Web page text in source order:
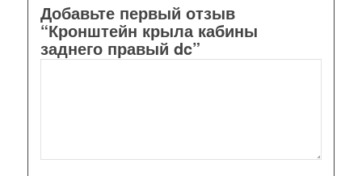
Добавьте первый отзыв
“Кронштейн крыла кабины
заднего правый dc”